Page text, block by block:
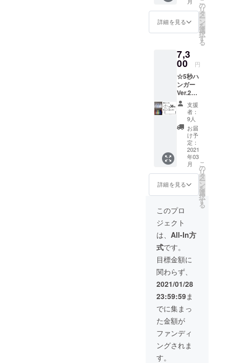
る場合
があり
ます。
F」 ※割
引率は
商品価
表記で
す。 ※
ご注文
状況、
使用部
材の供
給状
況、製
造工程
上の都
合等に
より出
荷時期
が遅れ
る場合
があり
ます。
格：
6480円
+1320
円＝
7800円
込） ☆
配送
料：無
料
☆CAM
PFIRE
特別割
引価
格：
5900円
（税
込）
「定価
24％OF
F」 ※割
引率は
で計算
された
表記で
す。 ※
ご注文
状況、
使用部
材の供
給状
況、製
造工程
上の都
合等に
より出
荷時期
が遅れ
る場合
があり
詳細を見る
の
リ
タ
ー
ン
を
選
択
す
る
7,3
00 円
☆5秒ハ
ンガー
Ver.2×3
6セット
+ハンギ
ング
バー
(75cm)
×1個 ☆
販売予
定価
格：
9000円
+1320
円＝
10320
円（税
込） ☆
配送
料：無
料
☆CAM
PFIRE
特別割
引価
格：
7300円
（税
込）
「定価
の
29％OF
F」 ※割
引率は
支援
者：
9人
お届
け予
定：
2021
年03
月
詳細を見る
こ
の
リ
タ
ー
ン
を
選
択
す
る
このプロ
ジェクト
は、 All-In方
式です。
目標金額に
関わらず、
2021/01/28
23:59:59ま
でに集まっ
た金額が
ファンディ
ングされま
す。